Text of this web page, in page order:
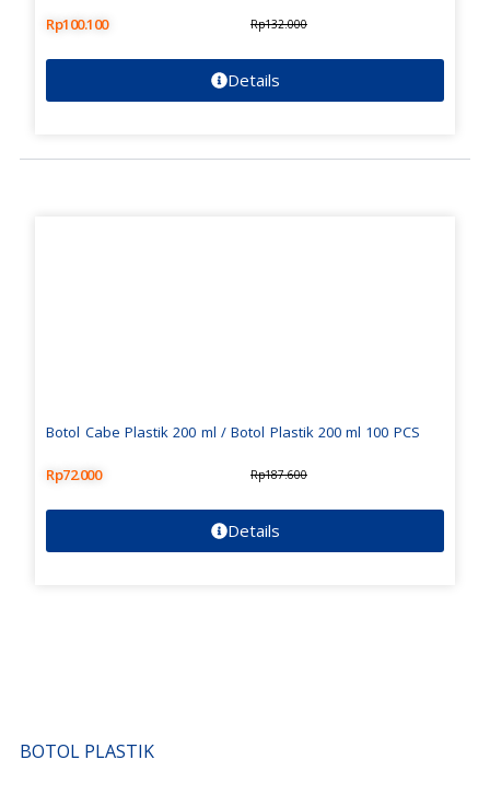
Rp100.100 Rp132.000
Details
Botol Cabe Plastik 200 ml / Botol Plastik 200 ml 100 PCS
Rp72.000 Rp187.600
Details
BOTOL PLASTIK